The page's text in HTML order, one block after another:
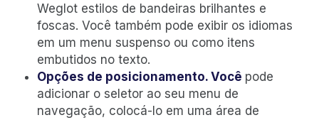
Weglot estilos de bandeiras brilhantes e
foscas. Você também pode exibir os idiomas
em um menu suspenso ou como itens
embutidos no texto.
Opções de posicionamento. Você pode
adicionar o seletor ao seu menu de
navegação, colocá-lo em uma área de